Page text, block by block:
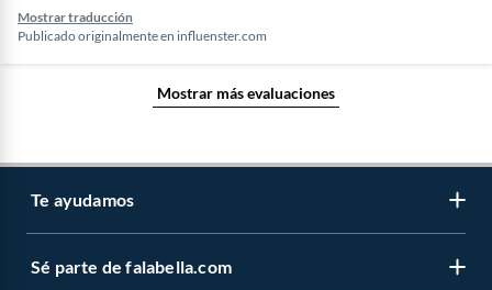
Mostrar traducción
Publicado originalmente en influenster.com
Mostrar más evaluaciones
Te ayudamos
Venta telefónica
Sé parte de falabella.com